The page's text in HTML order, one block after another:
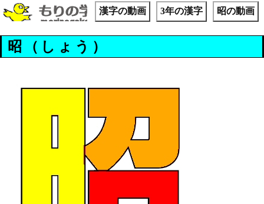
漢字の動画 3年の漢字 昭の動画
昭（しょう）